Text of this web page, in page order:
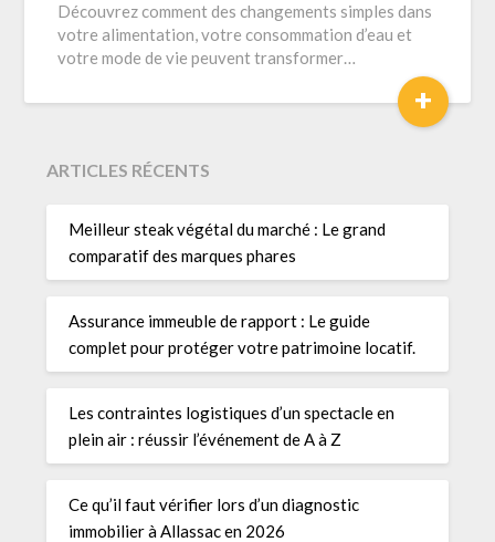
Découvrez comment des changements simples dans
votre alimentation, votre consommation d’eau et
votre mode de vie peuvent transformer…
+
ARTICLES RÉCENTS
Meilleur steak végétal du marché : Le grand
comparatif des marques phares
Assurance immeuble de rapport : Le guide
complet pour protéger votre patrimoine locatif.
Les contraintes logistiques d’un spectacle en
plein air : réussir l’événement de A à Z
Ce qu’il faut vérifier lors d’un diagnostic
immobilier à Allassac en 2026